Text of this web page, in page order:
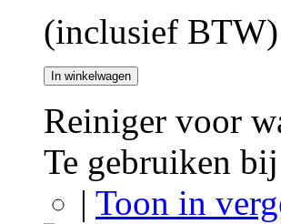
(inclusief BTW)
In winkelwagen
Reiniger voor
Te gebruiken
| Toon in